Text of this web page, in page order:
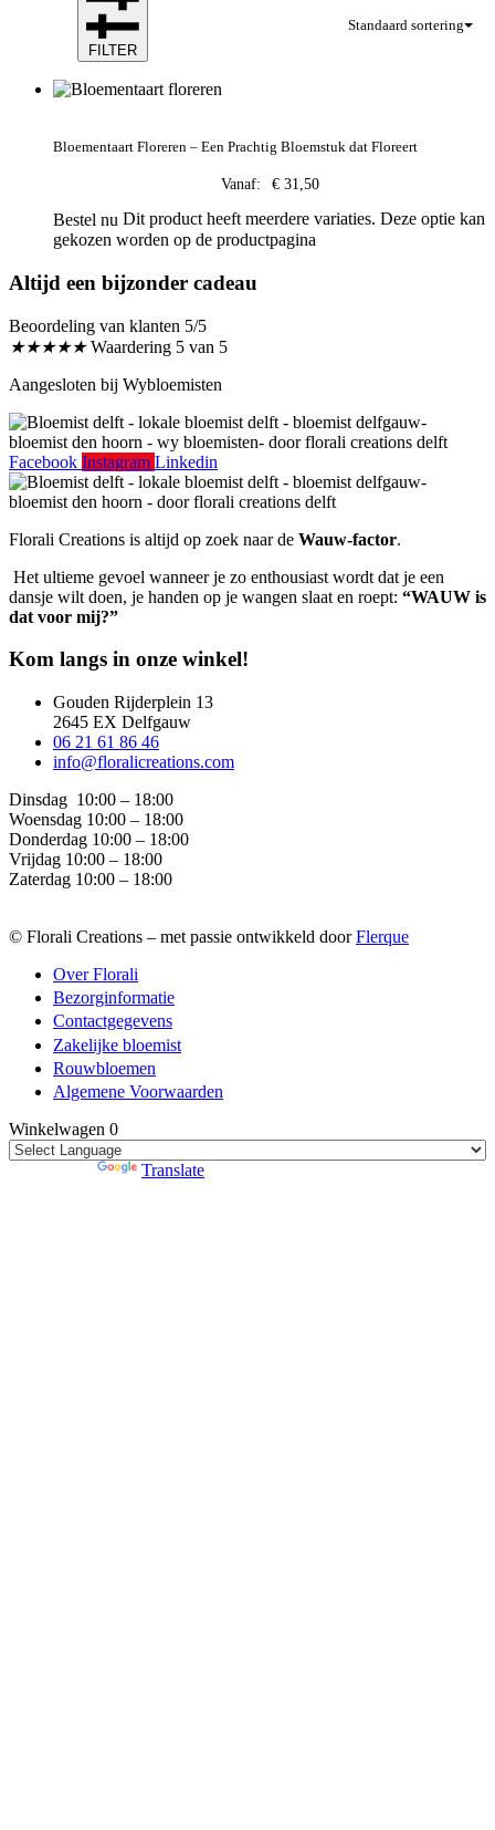
Standaard sortering
FILTER
Bloementaart Floreren – Een Prachtig Bloemstuk dat Floreert
Vanaf: €31,50
Bestel nu Dit product heeft meerdere variaties. Deze optie kan
gekozen worden op de productpagina
Altijd een bijzonder cadeau
Beoordeling van klanten 5/5
★★★★★ Waardering 5 van 5
Aangesloten bij Wybloemisten
Facebook Instagram Linkedin
Florali Creations is altijd op zoek naar de Wauw-factor.
Het ultieme gevoel wanneer je zo enthousiast wordt dat je een
dansje wilt doen, je handen op je wangen slaat en roept: “WAUW is
dat voor mij?”
Kom langs in onze winkel!
Gouden Rijderplein 13
2645 EX Delfgauw
06 21 61 86 46
info@floralicreations.com
Dinsdag 10:00 – 18:00
Woensdag 10:00 – 18:00
Donderdag 10:00 – 18:00
Vrijdag 10:00 – 18:00
Zaterdag 10:00 – 18:00
© Florali Creations – met passie ontwikkeld doorFlerque
Over Florali
Bezorginformatie
Contactgegevens
Zakelijke bloemist
Rouwbloemen
Algemene Voorwaarden
Winkelwagen 0
Translate